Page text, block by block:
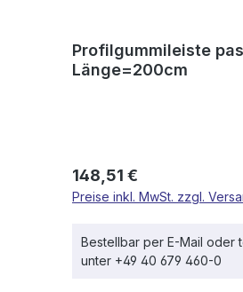
Profilgummileiste
Länge=200cm
Regulärer Preis:
148,51 €
Preise inkl. MwSt. zzgl.
Bestellbar per E-Mail oder
unter +49 40 679 460-0